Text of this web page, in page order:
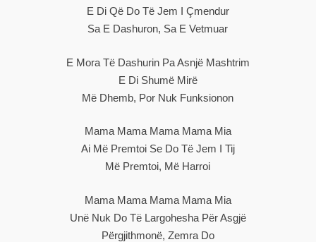
E Di Që Do Të Jem I Çmendur
Sa E Dashuron, Sa E Vetmuar
E Mora Të Dashurin Pa Asnjë Mashtrim
E Di Shumë Mirë
Më Dhemb, Por Nuk Funksionon
Mama Mama Mama Mama Mia
Ai Më Premtoi Se Do Të Jem I Tij
Më Premtoi, Më Harroi
Mama Mama Mama Mama Mia
Unë Nuk Do Të Largohesha Për Asgjë
Përgjithmonë, Zemra Do